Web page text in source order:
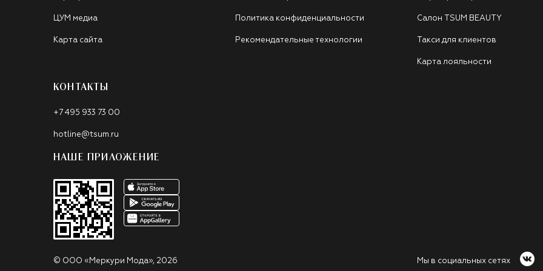
ЦУМ медиа
Карта сайта
Политика конфиденциальности
Рекомендательные технологии
Салон TSUM BEAUTY
Такси для клиентов
Карта лояльности
КОНТАКТЫ
+7 495 933 73 00
hotline@tsum.ru
НАШЕ ПРИЛОЖЕНИЕ
© ООО «Меркури Мода», 2026 Мы в социальных сетях